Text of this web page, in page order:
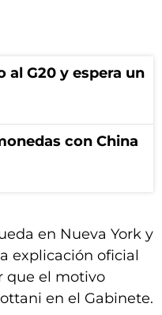
al G20 y espera un
con China
en Nueva York y
explicación oficial
que el motivo
en el Gabinete.